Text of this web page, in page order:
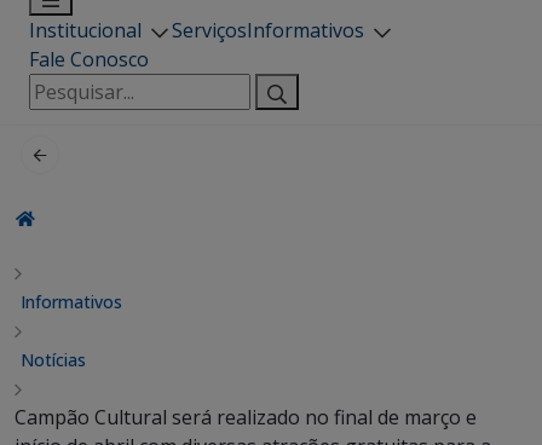
Institucional ServiçosInformativos
Fale Conosco
Pesquisar
por:
Informativos
Notícias
Campão Cultural será realizado no final de março e